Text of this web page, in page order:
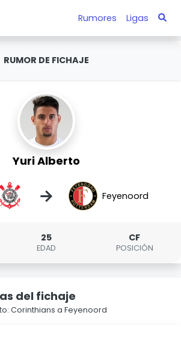
Rumores Ligas
RUMOR DE FICHAJE
Yuri Alberto
→ Feyenoord
25
EDAD
CF
POSICIÓN
del fichaje
Corinthians a Feyenoord